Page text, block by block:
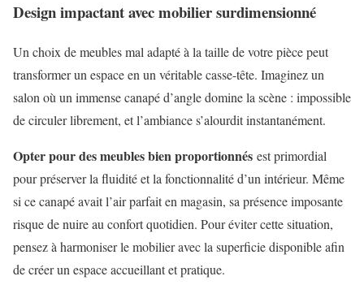
Design impactant avec mobilier surdimensionné
Un choix de meubles mal adapté à la taille de votre pièce peut
transformer un espace en un véritable casse-tête. Imaginez un
salon où un immense canapé d’angle domine la scène : impossible
de circuler librement, et l’ambiance s’alourdit instantanément.
Opter pour des meubles bien proportionnés est primordial
pour préserver la fluidité et la fonctionnalité d’un intérieur. Même
si ce canapé avait l’air parfait en magasin, sa présence imposante
risque de nuire au confort quotidien. Pour éviter cette situation,
pensez à harmoniser le mobilier avec la superficie disponible afin
de créer un espace accueillant et pratique.